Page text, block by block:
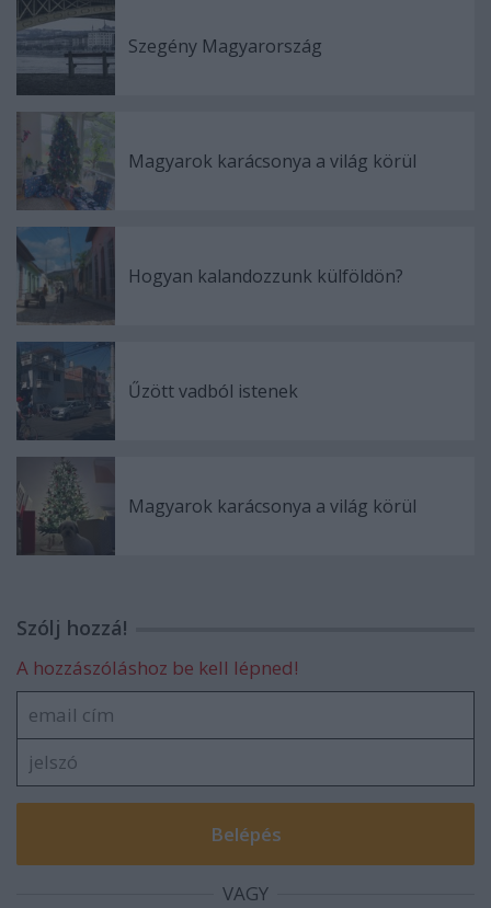
Szegény Magyarország
Magyarok karácsonya a világ körül
Hogyan kalandozzunk külföldön?
Űzött vadból istenek
Magyarok karácsonya a világ körül
Szólj hozzá!
A hozzászóláshoz be kell lépned!
VAGY